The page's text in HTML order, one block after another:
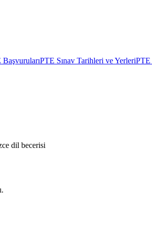
BaşvurularıPTE Sınav Tarihleri ve YerleriPTE
dil becerisi